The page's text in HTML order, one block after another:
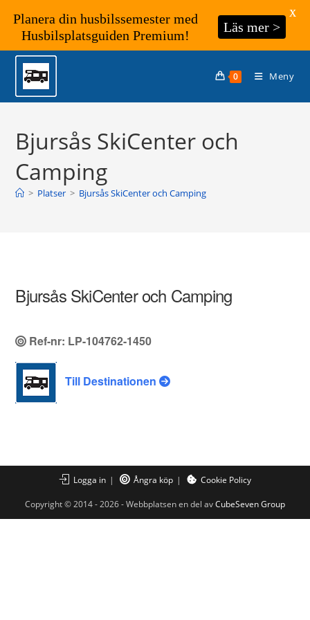
Hoppa
innehållet
0 Meny
Bjursås SkiCenter och
Camping
> Platser > Bjursås SkiCenter och Camping
Bjursås SkiCenter och Camping
Ref-nr: LP-104762-1450
Till Destinationen
Logga in Ångra köp Cookie Policy
Copyright © 2014 - 2026 - Webbplatsen en del avCubeSeven Group
Planera din husbilssemester med
Husbilsplatsguiden Premium!
Läs mer >
X